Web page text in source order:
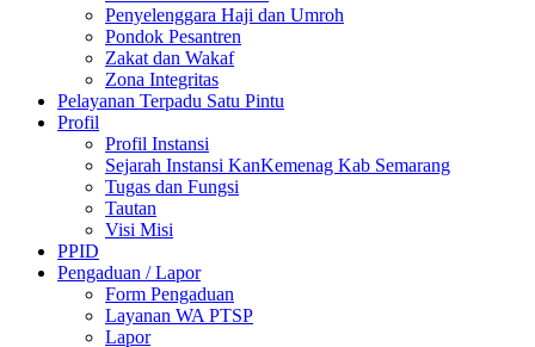
Penyelenggara Haji dan Umroh
Pondok Pesantren
Zakat dan Wakaf
Zona Integritas
Pelayanan Terpadu Satu Pintu
Profil
Profil Instansi
Sejarah Instansi KanKemenag Kab Semarang
Tugas dan Fungsi
Tautan
Visi Misi
PPID
Pengaduan / Lapor
Form Pengaduan
Layanan WA PTSP
Lapor